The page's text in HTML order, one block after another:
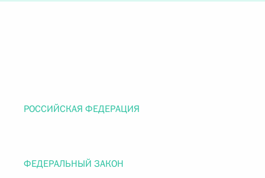
РОССИЙСКАЯ ФЕДЕРАЦИЯ
ФЕДЕРАЛЬНЫЙ ЗАКОН